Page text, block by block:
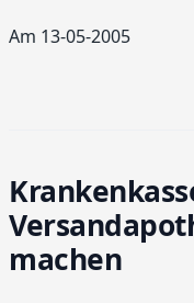
Am 13-05-2005
machen